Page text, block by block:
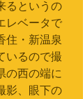
るというの
レベータで
住・新温泉
いるので撮
の西の端に
影、眼下の